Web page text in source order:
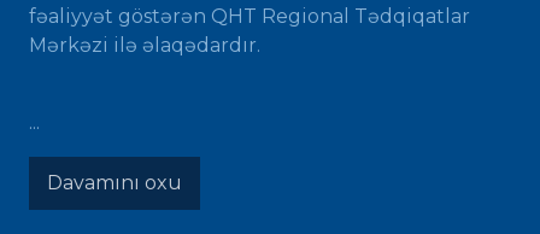
fəaliyyət göstərən QHT Regional Tədqiqatlar
Mərkəzi ilə əlaqədardır.
...
Davamını oxu